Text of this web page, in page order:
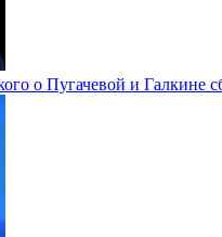
о Пугачевой и Галкине